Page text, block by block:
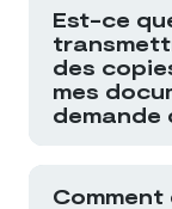
web
Est-ce
des
mes
demande